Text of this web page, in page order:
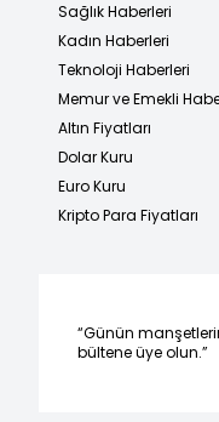
Sağlık Haberleri
Kadın Haberleri
Teknoloji Haberleri
Memur ve Emekli
Altın Fiyatları
Dolar Kuru
Euro Kuru
Kripto Para Fiyatları
“Günün
bültene üye olun.”